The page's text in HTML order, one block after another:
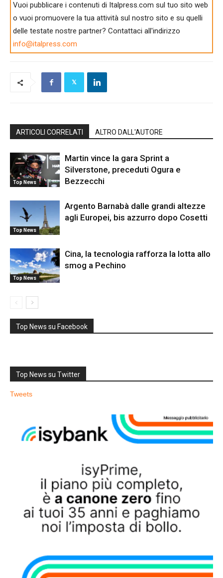
Vuoi pubblicare i contenuti di Italpress.com sul tuo sito web
o vuoi promuovere la tua attività sul nostro sito e su quelli
delle testate nostre partner? Contattaci all'indirizzo
info@italpress.com
ARTICOLI CORRELATI ALTRO DALL'AUTORE
Top News
Martin vince la gara Sprint a
Silverstone, preceduti Ogura e
Bezzecchi
Top News
Argento Barnabà dalle grandi altezze
agli Europei, bis azzurro dopo Cosetti
Top News
Cina, la tecnologia rafforza la lotta allo
smog a Pechino
Top News su Facebook
Top News su Twitter
Tweets